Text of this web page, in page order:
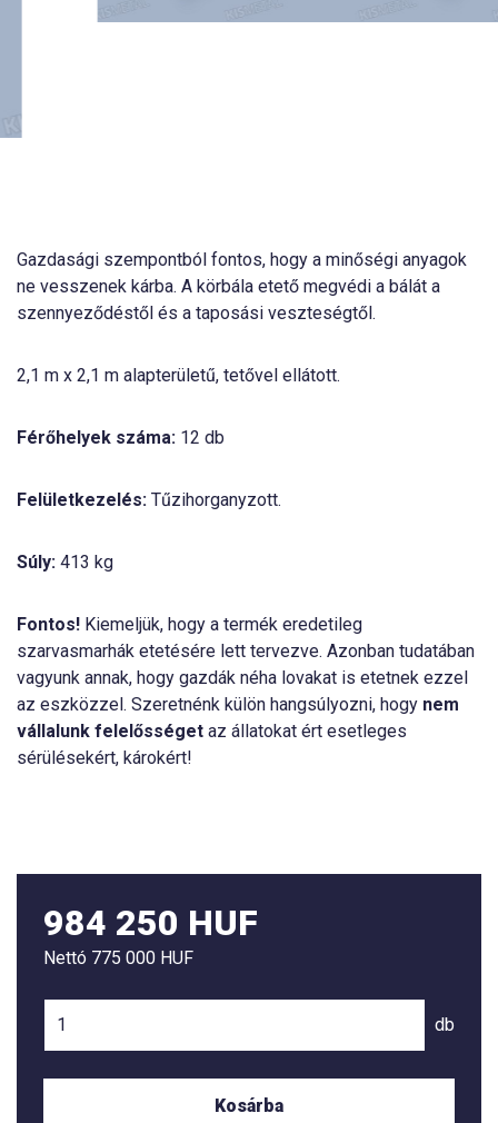
Gazdasági szempontból fontos, hogy a minőségi anyagok
ne vesszenek kárba. A körbála etető megvédi a bálát a
szennyeződéstől és a taposási veszteségtől.
2,1 m x 2,1 m alapterületű, tetővel ellátott.
Férőhelyek száma: 12 db
Felületkezelés: Tűzihorganyzott.
Súly: 413 kg
Fontos! Kiemeljük, hogy a termék eredetileg
szarvasmarhák etetésére lett tervezve. Azonban tudatában
vagyunk annak, hogy gazdák néha lovakat is etetnek ezzel
az eszközzel. Szeretnénk külön hangsúlyozni, hogy nem
vállalunk felelősséget az állatokat ért esetleges
sérülésekért, károkért!
984 250 HUF
Nettó 775 000 HUF
db
Kosárba